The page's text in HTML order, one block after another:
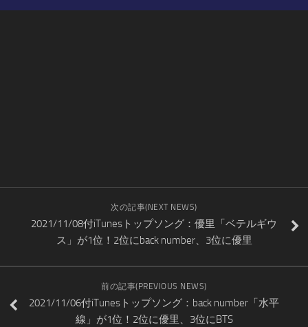
次の記事(NEXT NEWS)
2021/11/08付iTunesトップソング：優里「ベテルギウ
ス」が1位！2位にback number、3位に優里
前の記事(PREVIOUS NEWS)
2021/11/06付iTunesトップソング：back number「水平
線」が1位！2位に優里、3位にBTS